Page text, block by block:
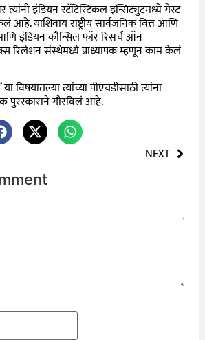
त्यांनी इंडियन स्टॅटिस्टिकल इन्सिट्युटमध्ये गेस्ट
याशिवाय राष्ट्रीय सार्वजनिक वित्त आणि
इंडियन कौन्सिल फॉर रिसर्च ऑन
रिलेशन संस्थेमध्ये प्राध्यापक म्हणून काम केलं
या विषयातल्या त्यांच्या पीएचडीसाठी त्यांना
पुरस्काराने गौरविलं आहे.
NEXT